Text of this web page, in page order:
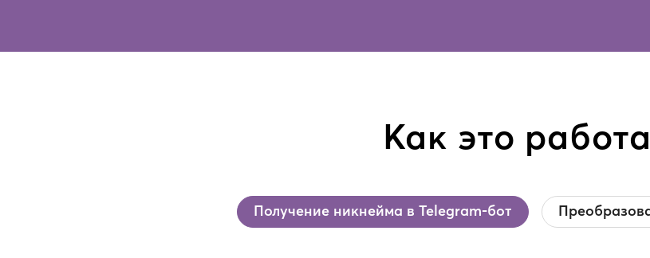
Как это
Получение никнейма в Telegram-бот